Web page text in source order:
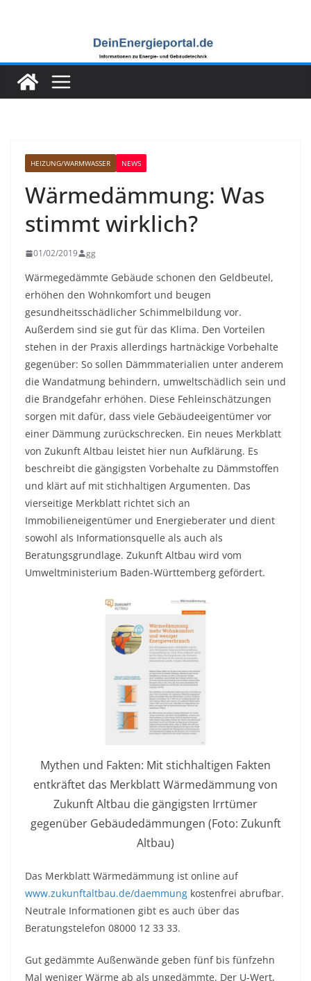
HEIZUNG/WARMWASSER NEWS
Wärmedämmung: Was
stimmt wirklich?
01/02/2019 gg
Wärmegedämmte Gebäude schonen den Geldbeutel,
erhöhen den Wohnkomfort und beugen
gesundheitsschädlicher Schimmelbildung vor.
Außerdem sind sie gut für das Klima. Den Vorteilen
stehen in der Praxis allerdings hartnäckige Vorbehalte
gegenüber: So sollen Dämmmaterialien unter anderem
die Wandatmung behindern, umweltschädlich sein und
die Brandgefahr erhöhen. Diese Fehleinschätzungen
sorgen mit dafür, dass viele Gebäudeeigentümer vor
einer Dämmung zurückschrecken. Ein neues Merkblatt
von Zukunft Altbau leistet hier nun Aufklärung. Es
beschreibt die gängigsten Vorbehalte zu Dämmstoffen
und klärt auf mit stichhaltigen Argumenten. Das
vierseitige Merkblatt richtet sich an
Immobilieneigentümer und Energieberater und dient
sowohl als Informationsquelle als auch als
Beratungsgrundlage. Zukunft Altbau wird vom
Umweltministerium Baden-Württemberg gefördert.
Mythen und Fakten: Mit stichhaltigen Fakten
entkräftet das Merkblatt Wärmedämmung von
Zukunft Altbau die gängigsten Irrtümer
gegenüber Gebäudedämmungen (Foto: Zukunft
Altbau)
Das Merkblatt Wärmedämmung ist online auf
www.zukunftaltbau.de/daemmung kostenfrei abrufbar.
Neutrale Informationen gibt es auch über das
Beratungstelefon 08000 12 33 33.
Gut gedämmte Außenwände geben fünf bis fünfzehn
Mal weniger Wärme ab als ungedämmte. Der U-Wert,